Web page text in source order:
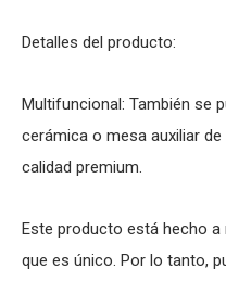
Detalles del producto:
Multifuncional: También se
cerámica o mesa auxiliar
calidad premium.
Este producto está hecho
que es único. Por lo tanto,